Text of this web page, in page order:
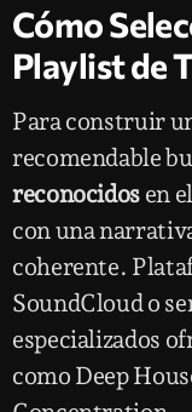
Cómo
Playlist de
Para construir
recomendable
reconocidos en
con una
coherente.
SoundCloud o
especializados
como Deep